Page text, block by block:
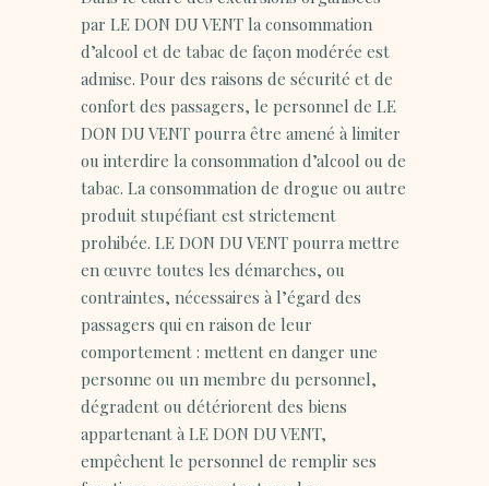
par LE DON DU VENT la consommation
d’alcool et de tabac de façon modérée est
admise. Pour des raisons de sécurité et de
confort des passagers, le personnel de LE
DON DU VENT pourra être amené à limiter
ou interdire la consommation d’alcool ou de
tabac. La consommation de drogue ou autre
produit stupéfiant est strictement
prohibée. LE DON DU VENT pourra mettre
en œuvre toutes les démarches, ou
contraintes, nécessaires à l’égard des
passagers qui en raison de leur
comportement : mettent en danger une
personne ou un membre du personnel,
dégradent ou détériorent des biens
appartenant à LE DON DU VENT,
empêchent le personnel de remplir ses